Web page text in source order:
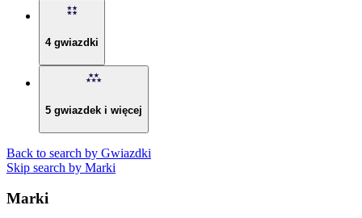
4 gwiazdki
5 gwiazdek i więcej
Back to search by Gwiazdki
Skip search by Marki
Marki